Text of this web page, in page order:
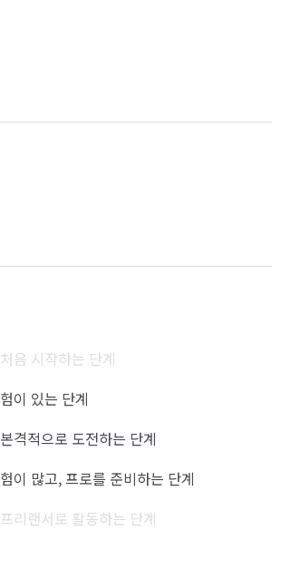
음 시작하는 단계
이 있는 단계
격적으로 도전하는 단계
이 많고, 프로를 준비하는 단계
리랜서로 활동하는 단계